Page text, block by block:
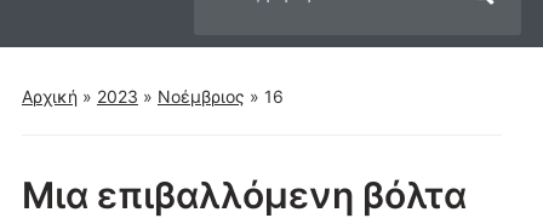
μενού
για
Αρχική » 2023 » Νοέμβριος » 16
Μια επιβαλλόμενη βόλτα